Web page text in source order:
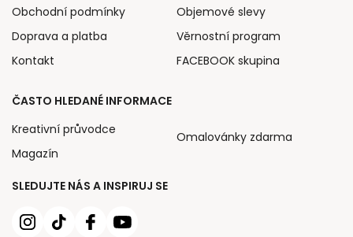
SLEDUJTE NÁS A INSPIRUJ SE
Obchodní podmínky
Doprava a platba
Kontakt
Objemové slevy
Věrnostní program
FACEBOOK skupina
ČASTO HLEDANÉ INFORMACE
Kreativní průvodce
Magazín
Omalovánky zdarma